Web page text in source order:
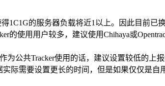
1C1G的服务器负载将近1以上。因此目前已
使用用户较多，建议使用Chihaya或
为公共Tracker使用的话，建议设置较低的上
际需要设置更长的时间，但是如果仅仅是